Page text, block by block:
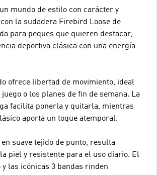
mundo de estilo con carácter y
la sudadera Firebird Loose de
para peques que quieren destacar,
deportiva clásica con una energía
ofrece libertad de movimiento, ideal
o los planes de fin de semana. La
facilita ponerla y quitarla, mientras
aporta un toque atemporal.
en suave tejido de punto, resulta
piel y resistente para el uso diario. El
las icónicas 3 bandas rinden